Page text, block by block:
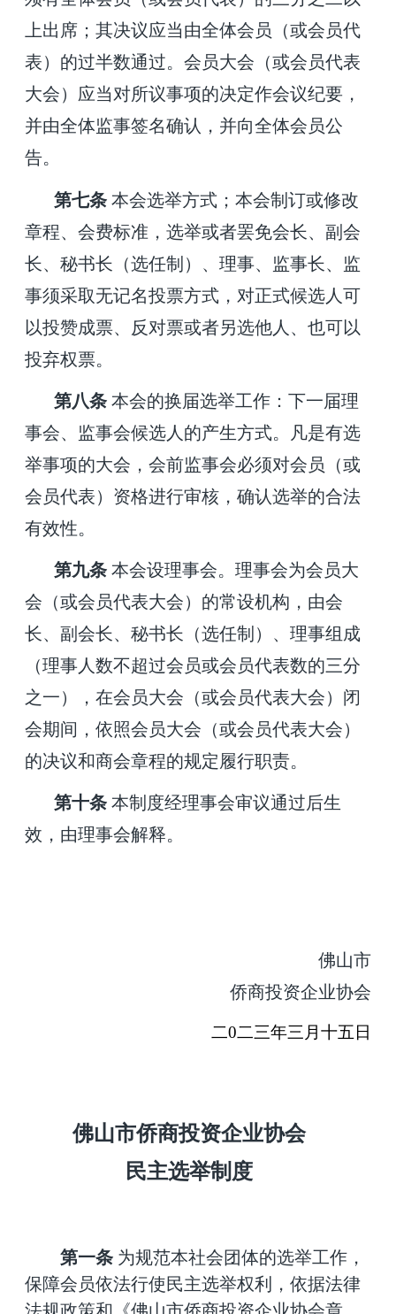
上出席；其决议应当由全体会员（或会员代
表）的过半数通过。会员大会（或会员代表
大会）应当对所议事项的决定作会议纪要，
并由全体监事签名确认，并向全体会员公
告。
第七条 本会选举方式；本会制订或修改
章程、会费标准，选举或者罢免会长、副会
长、秘书长（选任制）、理事、监事长、监
事须采取无记名投票方式，对正式候选人可
以投赞成票、反对票或者另选他人、也可以
投弃权票。
第八条 本会的换届选举工作：下一届理
事会、监事会候选人的产生方式。凡是有选
举事项的大会，会前监事会必须对会员（或
会员代表）资格进行审核，确认选举的合法
有效性。
第九条 本会设理事会。理事会为会员大
会（或会员代表大会）的常设机构，由会
长、副会长、秘书长（选任制）、理事组成
（理事人数不超过会员或会员代表数的三分
之一），在会员大会（或会员代表大会）闭
会期间，依照会员大会（或会员代表大会）
的决议和商会章程的规定履行职责。
第十条 本制度经理事会审议通过后生
效，由理事会解释。
佛山市
侨商投资企业协会
二0二三年三 月 十五 日
佛山市侨商投资企业协会
民主选举制度
第一条 为规范本社会团体的选举工作，
保障会员依法行使民主选举权利，依据法律